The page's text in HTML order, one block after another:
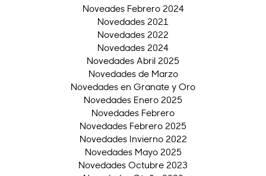
Noveades Febrero 2024
Novedades 2021
Novedades 2022
Novedades 2024
Novedades Abril 2025
Novedades de Marzo
Novedades en Granate y Oro
Novedades Enero 2025
Novedades Febrero
Novedades Febrero 2025
Novedades Invierno 2022
Novedades Mayo 2025
Novedades Octubre 2023